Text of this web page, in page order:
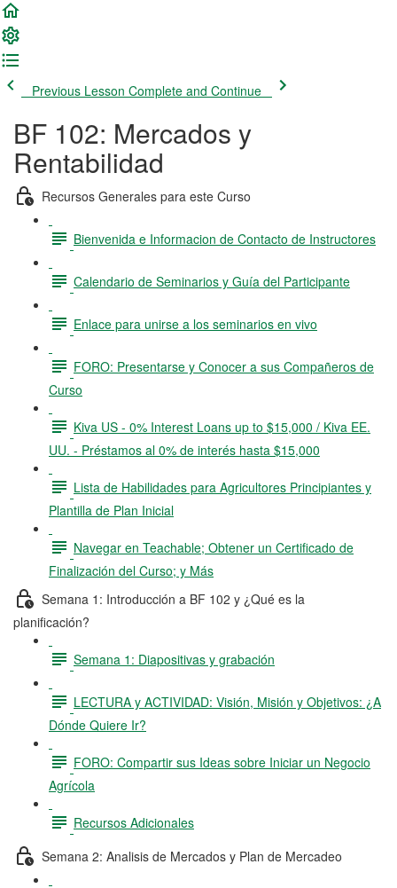
Previous Lesson Complete and Continue
BF 102: Mercados y
Rentabilidad
Recursos Generales para este Curso
Bienvenida e Informacion de Contacto de Instructores
Calendario de Seminarios y Guía del Participante
Enlace para unirse a los seminarios en vivo
FORO: Presentarse y Conocer a sus Compañeros de
Curso
Kiva US - 0% Interest Loans up to $15,000 / Kiva EE.
UU. - Préstamos al 0% de interés hasta $15,000
Lista de Habilidades para Agricultores Principiantes y
Plantilla de Plan Inicial
Navegar en Teachable; Obtener un Certificado de
Finalización del Curso; y Más
Semana 1: Introducción a BF 102 y ¿Qué es la
planificación?
Semana 1: Diapositivas y grabación
LECTURA y ACTIVIDAD: Visión, Misión y Objetivos: ¿A
Dónde Quiere Ir?
FORO: Compartir sus Ideas sobre Iniciar un Negocio
Agrícola
Recursos Adicionales
Semana 2: Analisis de Mercados y Plan de Mercadeo